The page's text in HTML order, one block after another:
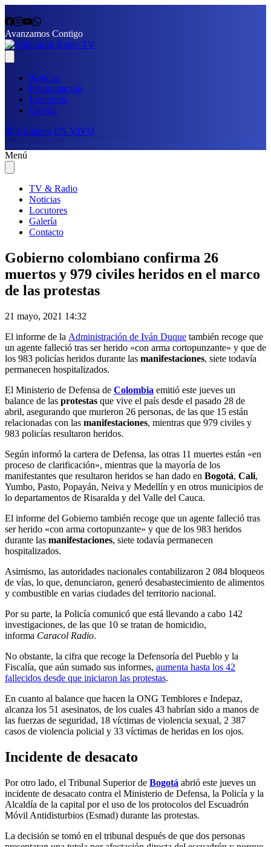
Avanzamos Contigo
Noticias
Programación
Locutores
Galería
📩 Contacto EN VIVO
Menú
TV & Radio
Noticias
Locutores
Galería
Contacto
Gobierno colombiano confirma 26
muertos y 979 civiles heridos en el marco
de las protestas
21 mayo, 2021 14:32
El informe de la Administración de Iván Duque también recoge que
un agente falleció tras ser herido «con arma cortopunzante» y que de
los 983 policías heridos durante las manifestaciones, siete todavía
permanecen hospitalizados.
El Ministerio de Defensa de Colombia emitió este jueves un
balance de las protestas que vive el país desde el pasado 28 de
abril, asegurando que murieron 26 personas, de las que 15 están
relacionadas con las manifestaciones, mientras que 979 civiles y
983 policías resultaron heridos.
Según informó la cartera de Defensa, las otras 11 muertes están «en
proceso de clarificación», mientras que la mayoría de los
manifestantes que resultaron heridos se han dado en Bogotá, Cali,
Yumbo, Pasto, Popayán, Neiva y Medellín y en otros municipios de
lo departamentos de Risaralda y del Valle del Cauca.
El informe del Gobierno también recoge que un agente falleció tras
ser herido «con arma cortopunzante» y que de los 983 heridos
durante las manifestaciones, siete todavía permanecen
hospitalizados.
Asimismo, las autoridades nacionales contabilizaron 2 084 bloqueos
de vías, lo que, denunciaron, generó desabastecimiento de alimentos
y combustible en varias ciudades del territorio nacional.
Por su parte, la Policía comunicó que está llevando a cabo 142
investigaciones, de las que 10 se tratan de homicidio,
informa Caracol Radio.
No obstante, la cifra que recoge la Defensoría del Pueblo y la
Fiscalía, que aún sumado sus informes, aumenta hasta los 42
fallecidos desde que iniciaron las protestas.
En cuanto al balance que hacen la ONG Temblores e Indepaz,
alcanza los 51 asesinatos, de los cuales 43 habrían sido a manos de
las fuerzas de seguridad, 18 víctimas de violencia sexual, 2 387
casos de violencia policial y 33 víctimas de heridas en los ojos.
Incidente de desacato
Por otro lado, el Tribunal Superior de Bogotá abrió este jueves un
incidente de desacato contra el Ministerio de Defensa, la Policía y la
Alcaldía de la capital por el uso de los protocolos del Escuadrón
Móvil Antidisturbios (Esmad) durante las protestas.
La decisión se tomó en el tribunal después de que dos personas